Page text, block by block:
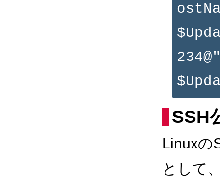
SSH
Linuxの
として